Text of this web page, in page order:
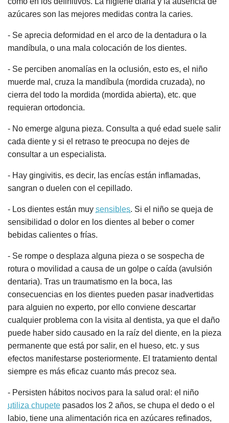
azúcares son las mejores medidas contra la caries.
- Se aprecia deformidad en el arco de la dentadura o la
mandíbula, o una mala colocación de los dientes.
- Se perciben anomalías en la oclusión, esto es, el niño
muerde mal, cruza la mandíbula (mordida cruzada), no
cierra del todo la mordida (mordida abierta), etc. que
requieran ortodoncia.
- No emerge alguna pieza. Consulta a qué edad suele salir
cada diente y si el retraso te preocupa no dejes de
consultar a un especialista.
- Hay gingivitis, es decir, las encías están inflamadas,
sangran o duelen con el cepillado.
- Los dientes están muy sensibles. Si el niño se queja de
sensibilidad o dolor en los dientes al beber o comer
bebidas calientes o frías.
- Se rompe o desplaza alguna pieza o se sospecha de
rotura o movilidad a causa de un golpe o caída (avulsión
dentaria). Tras un traumatismo en la boca, las
consecuencias en los dientes pueden pasar inadvertidas
para alguien no experto, por ello conviene descartar
cualquier problema con la visita al dentista, ya que el daño
puede haber sido causado en la raíz del diente, en la pieza
permanente que está por salir, en el hueso, etc. y sus
efectos manifestarse posteriormente. El tratamiento dental
siempre es más eficaz cuanto más precoz sea.
- Persisten hábitos nocivos para la salud oral: el niño
utiliza chupete pasados los 2 años, se chupa el dedo o el
labio, tiene una alimentación rica en azúcares refinados,